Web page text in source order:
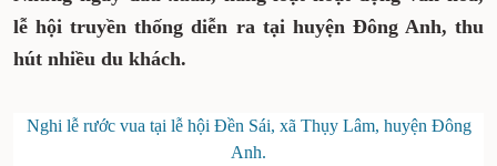
lễ hội truyền thống diễn ra tại huyện Đông Anh, thu
hút nhiều du khách.
Nghi lễ rước vua tại lễ hội Đền Sái, xã Thụy Lâm, huyện Đông
Anh.